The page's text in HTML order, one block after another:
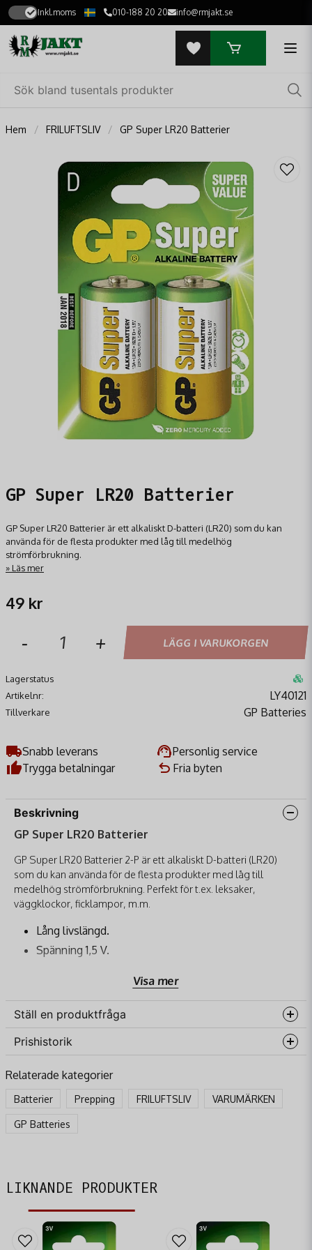
Inkl.moms 010-188 20 20 info@rmjakt.se
Hem FRILUFTSLIV GP Super LR20 Batterier
GP Super LR20 Batterier
GP Super LR20 Batterier är ett alkaliskt D-batteri (LR20) som du kan
använda för de flesta produkter med låg till medelhög
strömförbrukning.
Läs mer
49 kr
- + LÄGG I VARUKORGEN
Lagerstatus
Artikelnr:
LY40121
Tillverkare GP Batteries
Snabb leverans
Personlig service
Trygga betalningar
Fria byten
Beskrivning
GP Super LR20 Batterier
GP Super LR20 Batterier 2-P är ett alkaliskt D-batteri (LR20)
som du kan använda för de flesta produkter med låg till
medelhög strömförbrukning. Perfekt för t.ex. leksaker,
väggklockor, ficklampor, m.m.
Lång livslängd.
Spänning 1,5 V.
Visa mer
Ställ en produktfråga
question
Fråga oss något om denna produkten...
name
Namn
Mejladress
Ja, ni får publicera min fråga
Prishistorik
Relaterade kategorier
Batterier Prepping FRILUFTSLIV VARUMÄRKEN
GP Batteries
LIKNANDE PRODUKTER